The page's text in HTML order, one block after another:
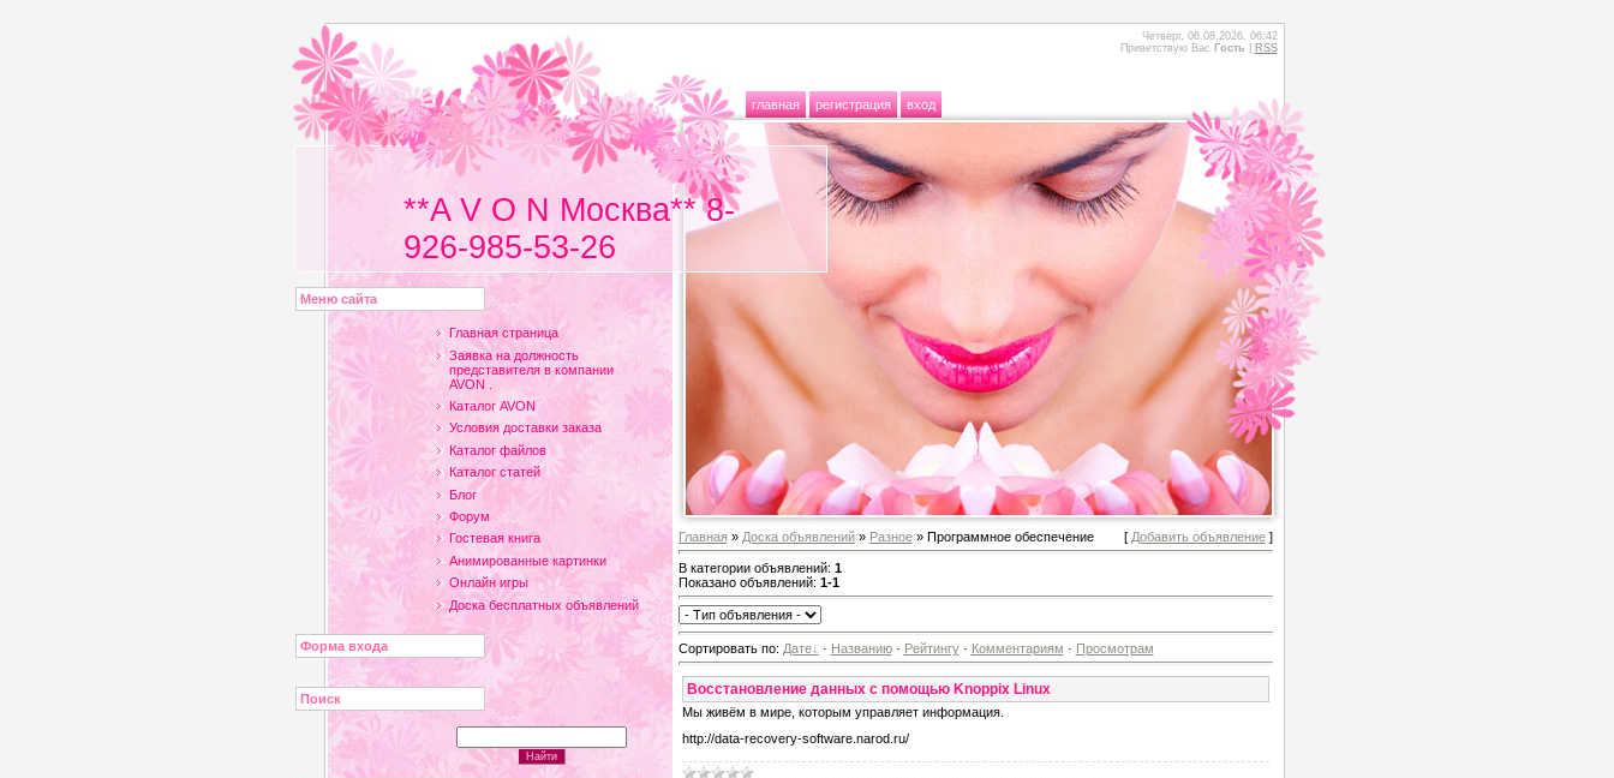
Четверг, 06.08.2026, 06:42
Приветствую Вас Гость RSS
главная регистрация вход
**A V O N Москва** 8-
926-985-53-26
Меню сайта
Главная страница
Заявка на должность
представителя в компании
AVON .
Каталог AVON
Условия доставки заказа
Каталог файлов
Каталог статей
Блог
Форум
Гостевая книга
Анимированные картинки
Онлайн игры
Доска бесплатных объявлений
Форма входа
Поиск
Главная» Доска объявлений» Разное» Программное обеспечение [ Добавить объявление]
В категории объявлений: 1
Показано объявлений: 1-1
Сортировать по: Дате · Названию· Рейтингу· Комментариям · Просмотрам
Восстановление данных с помощью Knoppix Linux
Мы живём в мире, которым управляет информация.
http://data-recovery-software.narod.ru/